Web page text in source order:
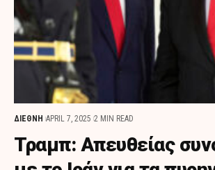
ΔΙΕΘΝΗ APRIL 7, 2025 2 MIN READ
Τραμπ: Απευθείας